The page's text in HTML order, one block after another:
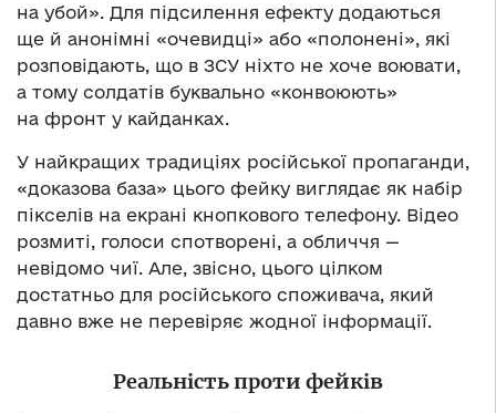
на убой». Для підсилення ефекту додаються
ще й анонімні «очевидці» або «полонені», які
розповідають, що в ЗСУ ніхто не хоче воювати,
а тому солдатів буквально «конвоюють»
на фронт у кайданках.
У найкращих традиціях російської пропаганди,
«доказова база» цього фейку виглядає як набір
пікселів на екрані кнопкового телефону. Відео
розмиті, голоси спотворені, а обличчя —
невідомо чиї. Але, звісно, цього цілком
достатньо для російського споживача, який
давно вже не перевіряє жодної інформації.
Реальність проти фейків